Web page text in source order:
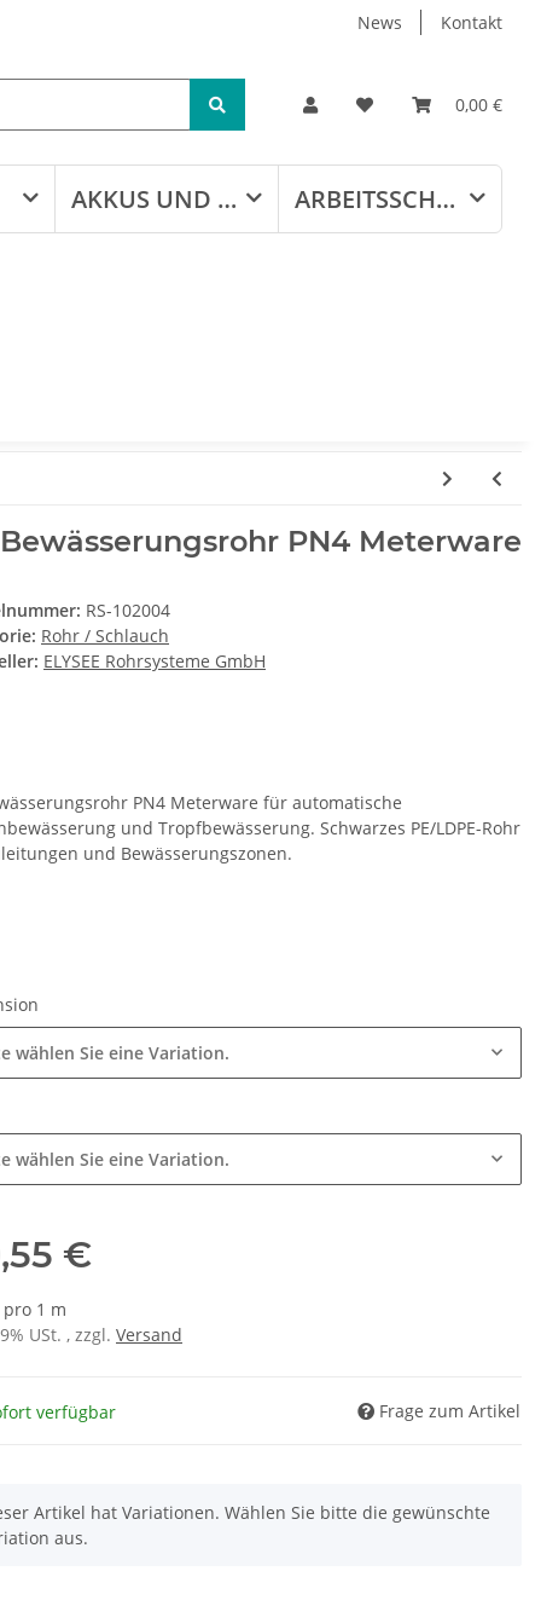
News Kontakt
0,00 €
AKKUS UND LADEGERÄTE ARBEITSSCHUTZ
Bewässerungsrohr PN4 Meterware
RS-102004
Rohr / Schlauch
ELYSEE Rohrsysteme GmbH
PN4 Meterware für automatische
und Tropfbewässerung. Schwarzes PE/LDPE-Rohr
und Bewässerungszonen.
wählen Sie eine Variation.
wählen Sie eine Variation.
€
pro 1 m
USt. , zzgl. Versand
verfügbar Frage zum Artikel
Artikel hat Variationen. Wählen Sie bitte die gewünschte
aus.